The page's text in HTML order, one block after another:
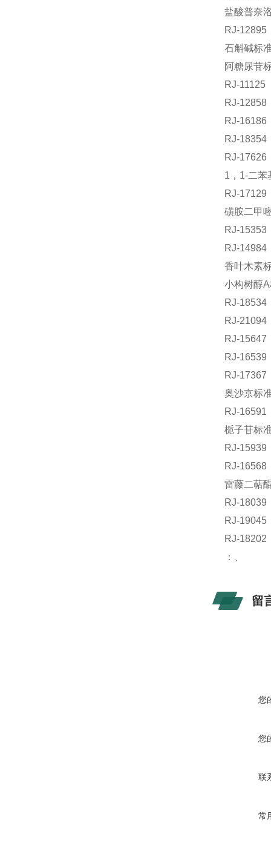
盐酸普奈
RJ-
石斛碱标
阿糖尿苷
RJ-
RJ-
RJ-
RJ-
RJ-
1，1-二
RJ-
磺胺二甲
RJ-
RJ-
香叶木素
小构树醇
RJ-
RJ-
RJ-
RJ-
RJ-
奥沙京标
RJ-
栀子苷标
RJ-
RJ-
雷藤二萜
RJ-
RJ-
RJ-
：、
留
您
您
联
常